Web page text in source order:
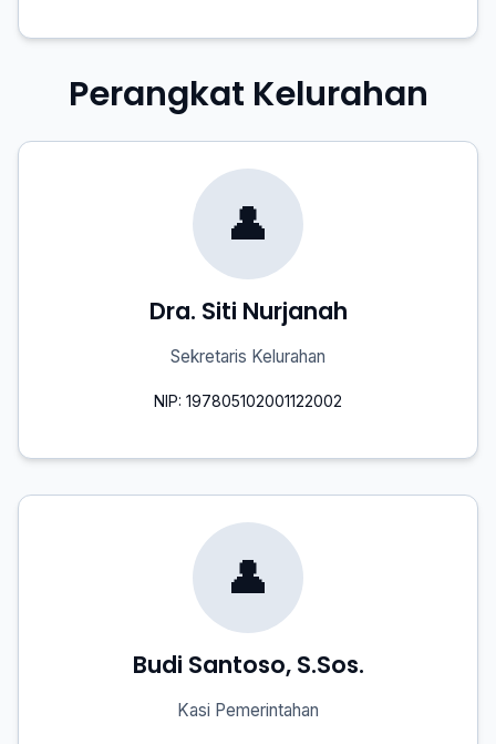
Perangkat Kelurahan
👤
Dra. Siti Nurjanah
Sekretaris Kelurahan
NIP: 197805102001122002
👤
Budi Santoso, S.Sos.
Kasi Pemerintahan